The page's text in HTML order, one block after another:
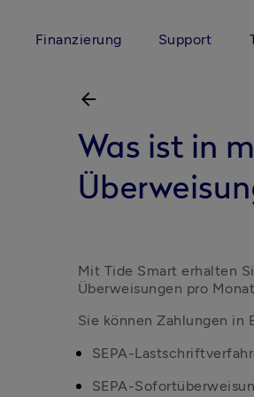
Finanzierung Support
arrow_back
Was ist in
Mit Tide Smart erhalten
Überweisungen pro
Sie können Zahlungen in
SEPA-
SEPA-